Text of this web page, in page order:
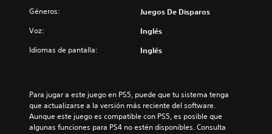
Géneros: Juegos De Disparos
Voz: Inglés
Idiomas de pantalla: Inglés
Para jugar a este juego en PS5, puede que tu sistema tenga
que actualizarse a la versión más reciente del software.
Aunque este juego es compatible con PS5, es posible que
algunas funciones para PS4 no estén disponibles. Consulta